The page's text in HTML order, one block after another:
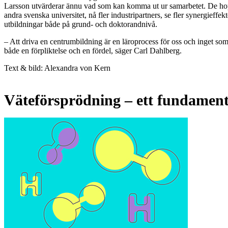
Larsson utvärderar ännu vad som kan komma ut ur samarbetet. De
andra svenska universitet, nå fler industripartners, se fler
utbildningar både på grund- och doktorandnivå.
– Att driva en centrumbildning är en läroprocess för oss och inget
både en förpliktelse och en fördel, säger Carl Dahlberg.
Text & bild: Alexandra von Kern
Väteförsprödning – ett